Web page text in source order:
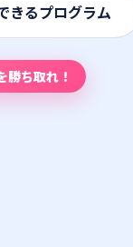
きるプログラム
ち取れ！